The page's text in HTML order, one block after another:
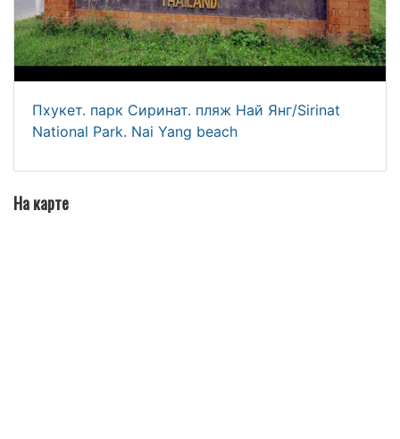
Пхукет. парк Сиринат. пляж Най Янг/Sirinat
National Park. Nai Yang beach
На карте